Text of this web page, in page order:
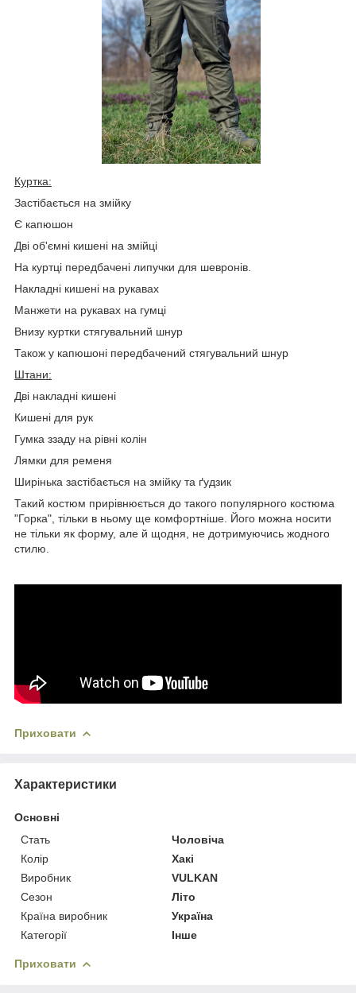
Куртка:
Застібається на змійку
Є капюшон
Дві об'ємні кишені на змійці
На куртці передбачені липучки для шевронів.
Накладні кишені на рукавах
Манжети на рукавах на гумці
Внизу куртки стягувальний шнур
Також у капюшоні передбачений стягувальний шнур
Штани:
Дві накладні кишені
Кишені для рук
Гумка ззаду на рівні колін
Лямки для ременя
Ширінька застібається на змійку та ґудзик
Такий костюм прирівнюється до такого популярного костюма
"Горка", тільки в ньому ще комфортніше. Його можна носити
не тільки як форму, але й щодня, не дотримуючись жодного
стилю.
Приховати
Характеристики
Основні
Стать
Чоловіча
Колір
Хакі
Виробник
VULKAN
Сезон
Літо
Країна виробник
Україна
Категорії
Інше
Приховати